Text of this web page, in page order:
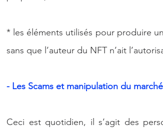
* les éléments utilisés pour produire
sans que l’auteur du NFT n’ait
- Les Scams et manipulation du marché
Ceci est quotidien, il s’agit des